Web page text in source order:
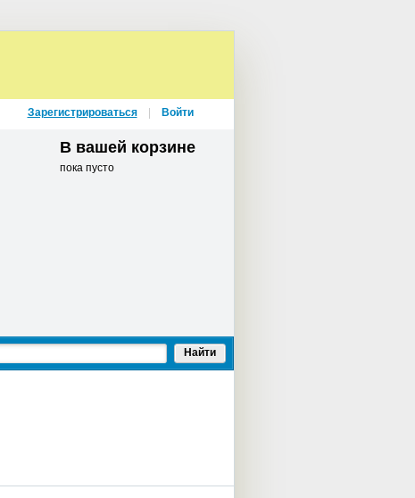
В вашей корзине
пока пусто
Найти
Зарегистрироваться Войти